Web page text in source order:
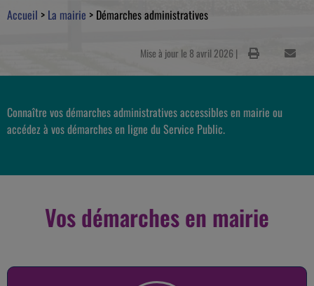
Accueil > La mairie > Démarches administratives
Mise à jour le 8 avril 2026 |
Connaître vos démarches administratives accessibles en mairie ou
accédez à vos démarches en ligne du Service Public.
Vos démarches en mairie